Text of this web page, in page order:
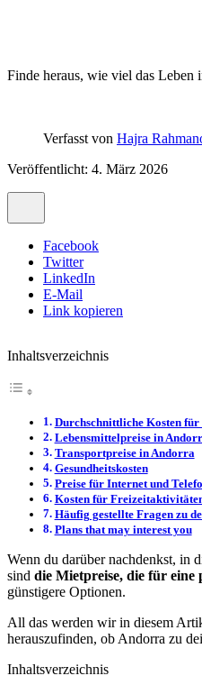
Finde heraus, wie viel das Leben
Verfasst von Hajra
Veröffentlicht: 4. März 2026
Facebook
Twitter
LinkedIn
E-Mail
Link kopieren
Inhaltsverzeichnis
Durchschnittliche Kosten
Lebensmittelpreise in
Transportpreise in Andorra
Gesundheitskosten
Preise für Internet und
Kosten für
Häufig gestellte Fragen zu
Plans that may interest you
Wenn du darüber nachdenkst, in
sind die Mietpreise, die für eine
günstigere Optionen.
All das werden wir in diesem
herauszufinden, ob Andorra zu
Inhaltsverzeichnis